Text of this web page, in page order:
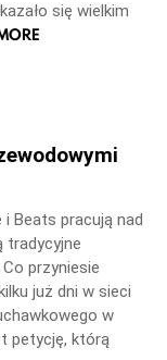
się wielkim
Beats pracują nad
tradycyjne
przyniesie
już dni w sieci
w
petycję, którą